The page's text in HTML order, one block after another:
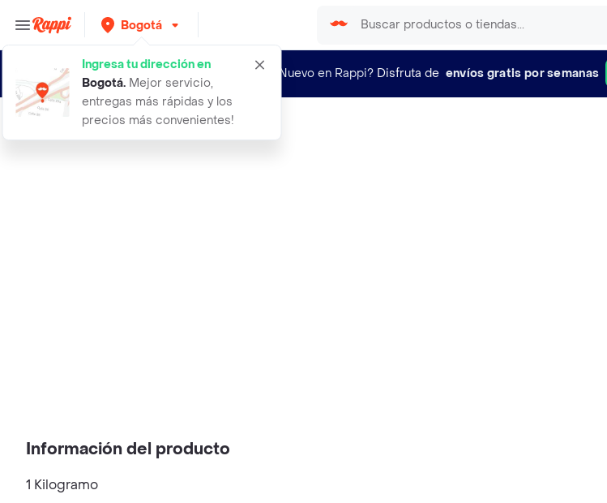
Bogotá
Ingresa tu dirección en
Bogotá. Mejor servicio,
entregas más rápidas y los
precios más convenientes!
¿Nuevo en Rappi? Disfruta de envíos gratis por semanas
langostino en cascara fresco
Información del producto
1 Kilogramo